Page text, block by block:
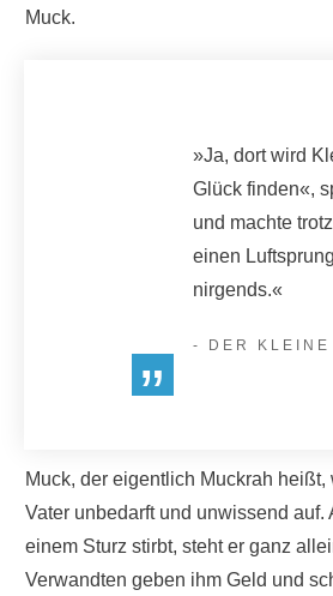
Muck.
”
»Ja, dort wird
Glück finden«,
und machte
einen
nirgends.«
- DER KLEINE
Muck, der eigentlich Muckrah
Vater unbedarft und unwissend auf.
einem Sturz stirbt, steht er ganz
Verwandten geben ihm Geld und